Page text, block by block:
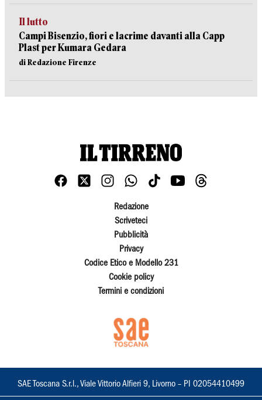
Il lutto
Campi Bisenzio, fiori e lacrime davanti alla Capp
Plast per Kumara Gedara
di Redazione Firenze
Redazione
Scriveteci
Pubblicità
Privacy
Codice Etico e Modello 231
Cookie policy
Termini e condizioni
SAE Toscana S.r.l., Viale Vittorio Alfieri 9, Livorno – PI 02054410499